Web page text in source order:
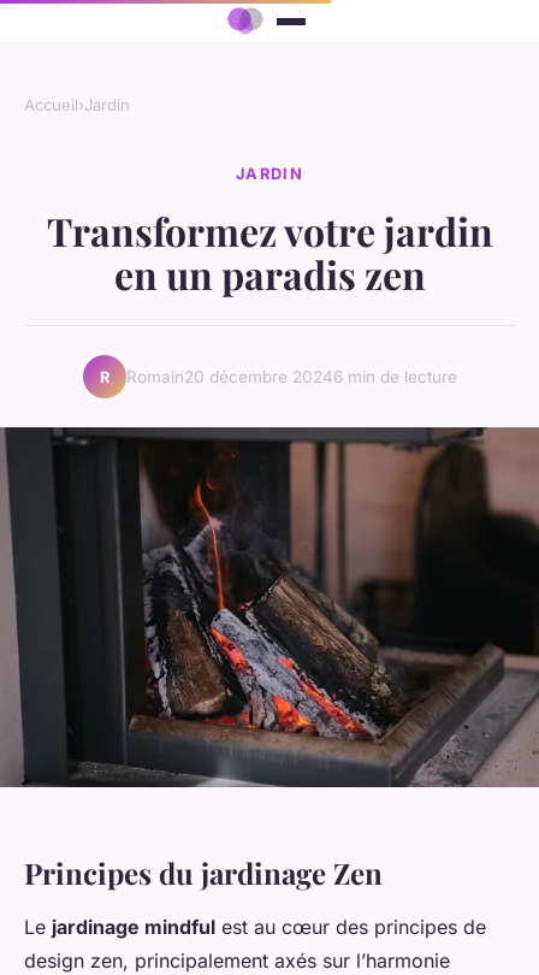
Accueil›Jardin
JARDIN
Transformez votre jardin
en un paradis zen
R Romain20 décembre 20246 min de lecture
Principes du jardinage Zen
Le jardinage mindful est au cœur des principes de
design zen, principalement axés sur l’harmonie